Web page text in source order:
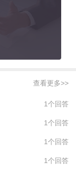
查看更多>>
1个回答
1个回答
1个回答
1个回答